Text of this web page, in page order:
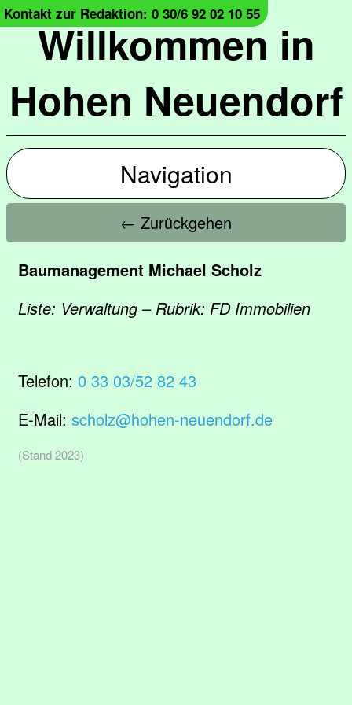
Willkommen in
Hohen Neuendorf
Kontakt zur Redaktion: 0 30/6 92 02 10 55
Navigation
← Zurückgehen
Baumanagement Michael Scholz
Liste: Verwaltung – Rubrik: FD Immobilien
Telefon: 0 33 03/52 82 43
E-Mail: scholz@hohen-neuendorf.de
(Stand 2023)